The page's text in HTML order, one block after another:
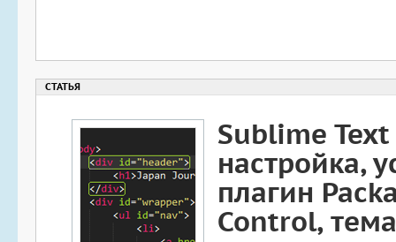
Sublime
настройка,
плагин
Control,